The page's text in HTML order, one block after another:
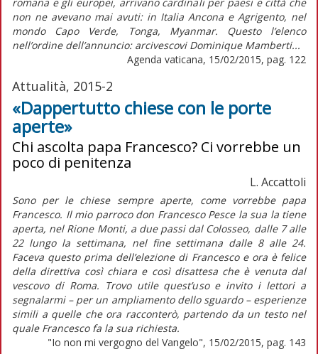
non ne avevano mai avuti: in Italia Ancona e Agrigento, nel
mondo Capo Verde, Tonga, Myanmar. Questo l’elenco
nell’ordine dell’annuncio: arcivescovi Dominique Mamberti...
Agenda vaticana, 15/02/2015, pag. 122
Attualità, 2015-2
«Dappertutto chiese con le porte
aperte»
Chi ascolta papa Francesco? Ci vorrebbe un
poco di penitenza
L. Accattoli
Sono per le chiese sempre aperte, come vorrebbe papa
Francesco. Il mio parroco don Francesco Pesce la sua la tiene
aperta, nel Rione Monti, a due passi dal Colosseo, dalle 7 alle
22 lungo la settimana, nel fine settimana dalle 8 alle 24.
Faceva questo prima dell’elezione di Francesco e ora è felice
della direttiva così chiara e così disattesa che è venuta dal
vescovo di Roma. Trovo utile quest’uso e invito i lettori a
segnalarmi – per un ampliamento dello sguardo – esperienze
simili a quelle che ora racconterò, partendo da un testo nel
quale Francesco fa la sua richiesta.
"Io non mi vergogno del Vangelo", 15/02/2015, pag. 143